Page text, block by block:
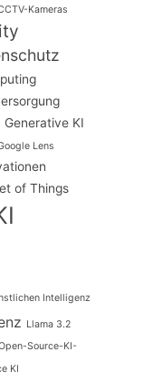
Kameras
Generative KI
Lens
of Things
Intelligenz
Llama 3.2
Source-KI-
KI